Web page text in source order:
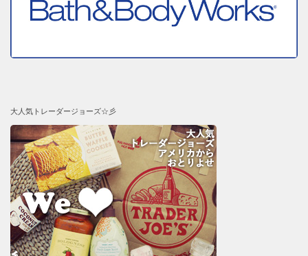
大人気トレーダージョーズ☆彡